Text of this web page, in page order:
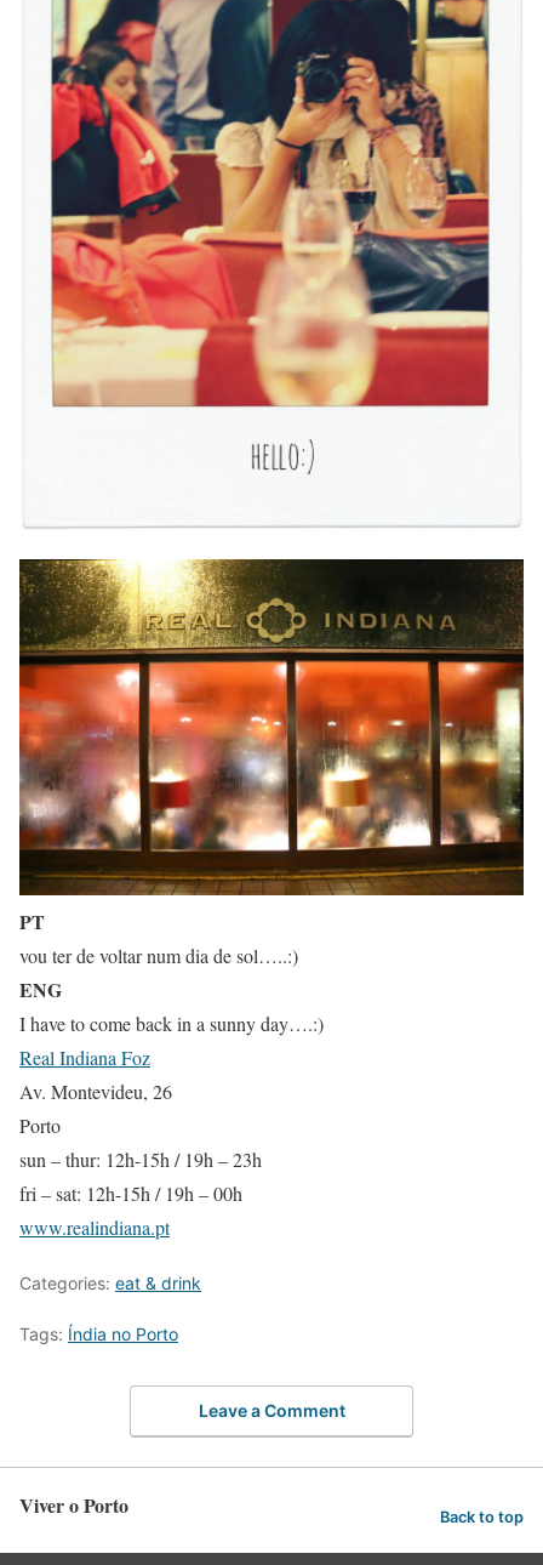
PT
vou ter de voltar num dia de sol…..:)
ENG
I have to come back in a sunny day….:)
Real Indiana Foz
Av. Montevideu, 26
Porto
sun – thur: 12h-15h / 19h – 23h
fri – sat: 12h-15h / 19h – 00h
www.realindiana.pt
Categories: eat & drink
Tags: Índia no Porto
Leave a Comment
Viver o Porto Back to top